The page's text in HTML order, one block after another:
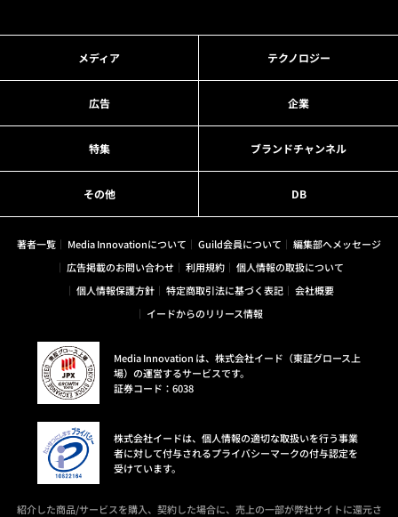
メディア テクノロジー
広告 企業
特集 ブランドチャンネル
その他 DB
著者一覧 Media Innovationについて Guild会員について
編集部へメッセージ
広告掲載のお問い合わせ
利用規約
個人情報の取扱について
個人情報保護方針
特定商取引法に基づく表記
会社概要
イードからのリリース情報
Media Innovation は、株式会社イード（東証グロース上
場）の運営するサービスです。
証券コード：6038
株式会社イードは、個人情報の適切な取扱いを行う事業
者に対して付与されるプライバシーマークの付与認定を
受けています。
紹介した商品/サービスを購入、契約した場合に、売上の一部が弊社サイトに還元さ